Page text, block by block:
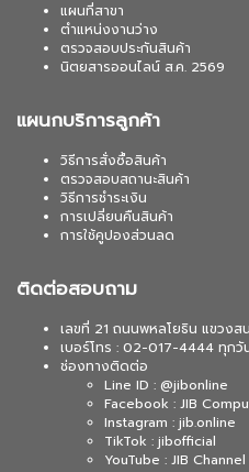
แผนที่สาขา
ตำแหน่งงานว่าง
ตรวจสอบประกันสินค้า
นิตยสารออนไลน์ ส.ค. 2569
แผนกบริการลูกค้า
วิธีการสั่งซื้อสินค้า
ตรวจสอบสถานะสินค้า
วิธีการชำระเงิน
การเปลี่ยนคืนสินค้า
การใช้คูปองส่วนลด
ติดต่อสอบถาม
เลขที่ 21 ถนนพหลโยธิน แขวง
เบอร์โทร : 02-017-4444 ทุกวั
ช่องทางติดต่อ
Line ID : @jibonline
Facebook : JIB
Instagram : jib.online
TikTok : jibofficial
YouTube : JIB Channel